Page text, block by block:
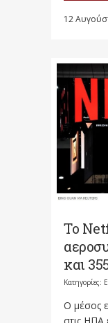
12
Το
και
Κατηγορίες:
Ο μέσος